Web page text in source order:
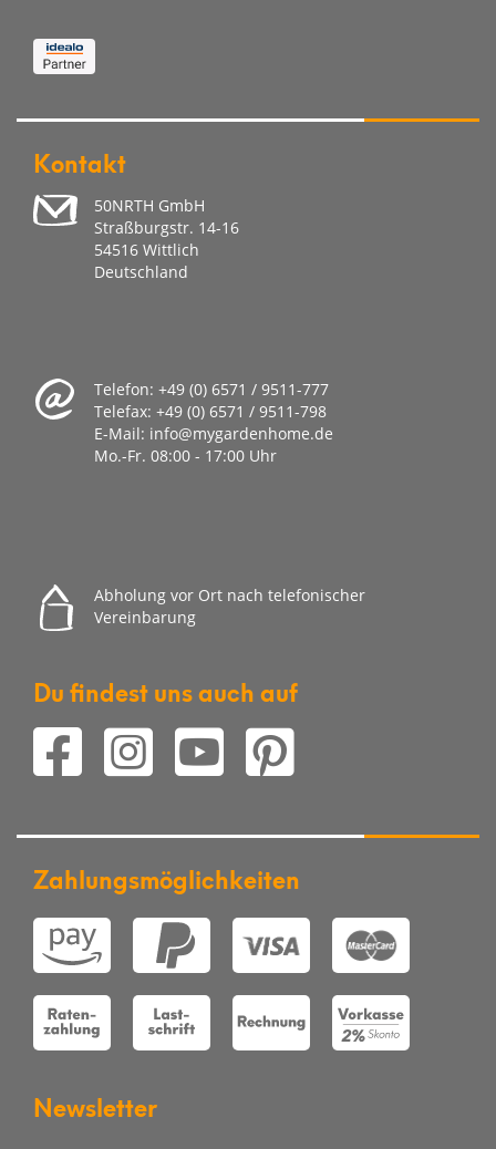
Kontakt
50NRTH GmbH
Straßburgstr. 14-16
54516 Wittlich
Deutschland
Telefon: +49 (0) 6571 / 9511-777
Telefax: +49 (0) 6571 / 9511-798
E-Mail: info@mygardenhome.de
Mo.-Fr. 08:00 - 17:00 Uhr
Abholung vor Ort nach telefonischer
Vereinbarung
Du findest uns auch auf
Zahlungsmöglichkeiten
Newsletter